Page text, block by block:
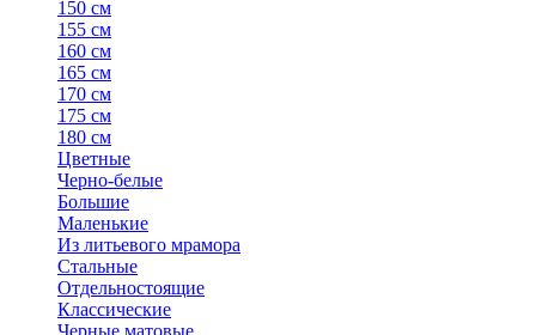
150 см
155 см
160 см
165 см
170 см
175 см
180 см
Цветные
Черно-белые
Большие
Маленькие
Из литьевого мрамора
Стальные
Отдельностоящие
Классические
Черные матовые